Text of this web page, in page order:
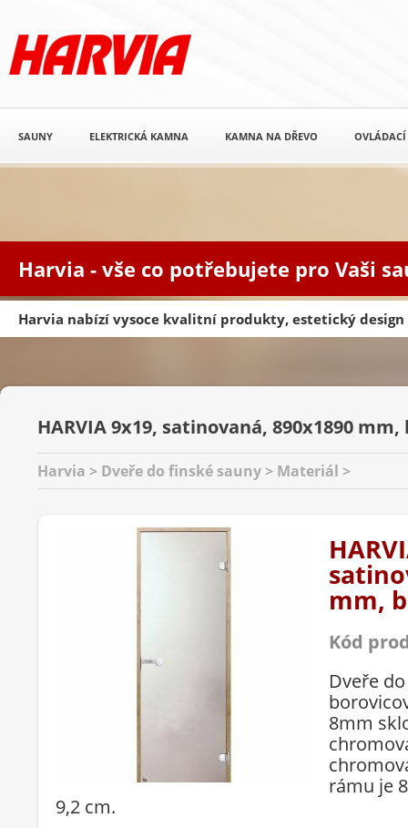
Harvia - vše co potřebujete pro Vaši
Harvia nabízí vysoce kvalitní produkty, estetický design
SAUNY ELEKTRICKÁ KAMNA KAMNA NA DŘEVO OVLÁDACÍ
HARVIA 9x19, satinovaná, 890x1890
Harvia > Dveře do finské sauny > Materiál >
mm,
Kód
Dveře
8mm
rámu je
9,2 cm.